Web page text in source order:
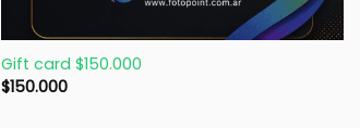
Gift card $150.000
$150.000